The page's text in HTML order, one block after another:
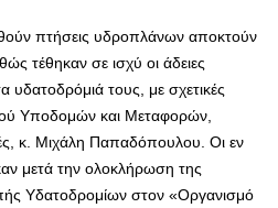
πτήσεις υδροπλάνων αποκτούν
τέθηκαν σε ισχύ οι άδειες
υδατοδρόμιά τους, με σχετικές
Υποδομών και Μεταφορών,
κ. Μιχάλη Παπαδόπουλου. Οι εν
μετά την ολοκλήρωση της
Υδατοδρομίων στον «Οργανισμό